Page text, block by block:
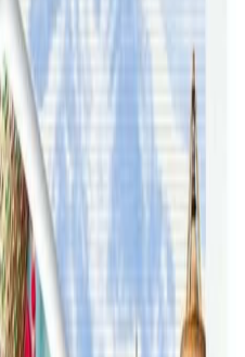
पटक वृद्धि
बढ्यो सम्बन्धविच्छेद
घरको डिजाइन